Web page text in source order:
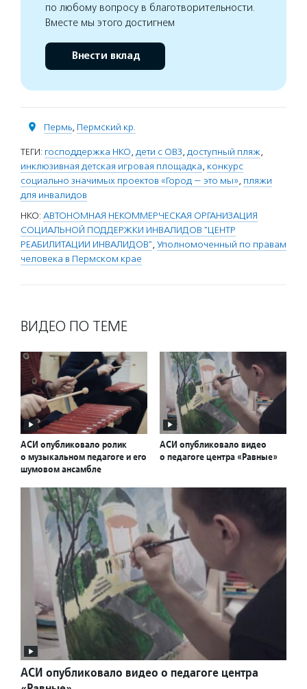
по любому вопросу в благотворительности.
Вместе мы этого достигнем
Внести вклад
Пермь, Пермский кр.
ТЕГИ: господдержка НКО, дети с ОВЗ, доступный пляж,
инклюзивная детская игровая площадка, конкурс
социально значимых проектов «Город — это мы», пляжи
для инвалидов
НКО: АВТОНОМНАЯ НЕКОММЕРЧЕСКАЯ ОРГАНИЗАЦИЯ
СОЦИАЛЬНОЙ ПОДДЕРЖКИ ИНВАЛИДОВ "ЦЕНТР
РЕАБИЛИТАЦИИ ИНВАЛИДОВ", Уполномоченный по правам
человека в Пермском крае
ВИДЕО ПО ТЕМЕ
АСИ опубликовало ролик
о музыкальном педагоге и его
шумовом ансамбле
АСИ опубликовало видео
о педагоге центра «Равные»
АСИ опубликовало видео о педагоге центра